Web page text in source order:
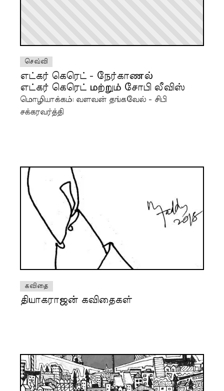
செவ்வி
எட்கர் கெரெட் - நேர்காணல்
எட்கர் கெரெட் மற்றும் சோபி லீவிஸ்
மொழியாக்கம்: வளவன் தங்கவேல் - சிபி
சக்கரவர்த்தி
கவிதை
தியாகராஜன் கவிதைகள்